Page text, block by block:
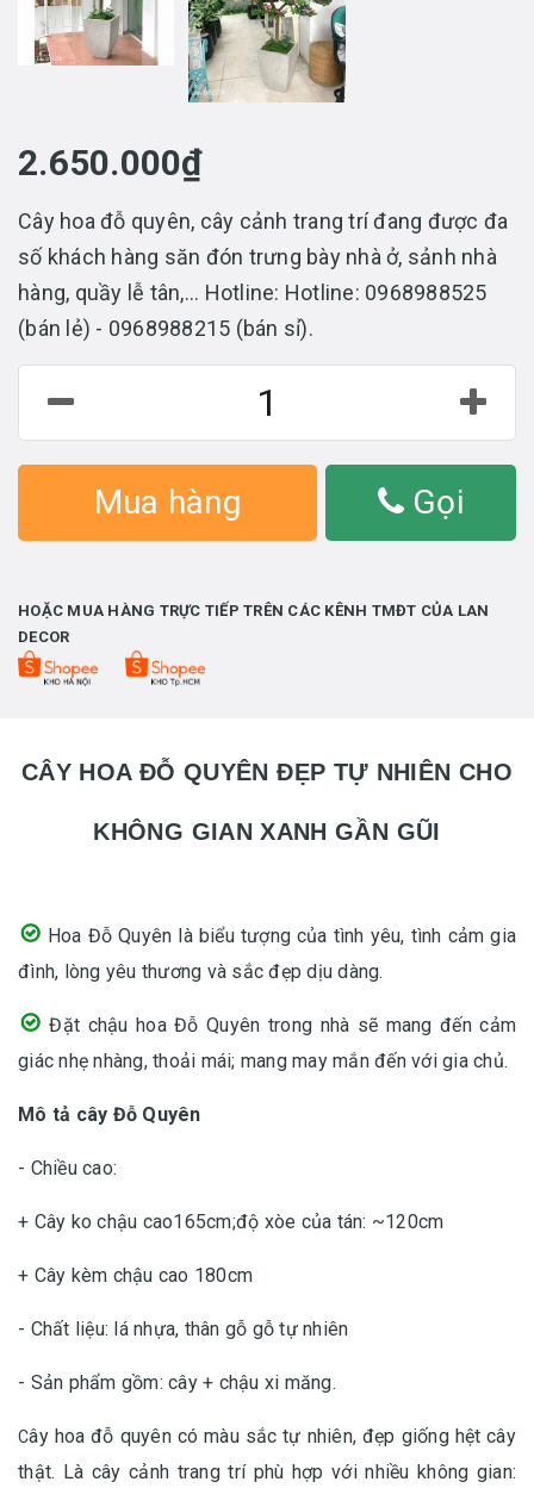
2.650.000₫
Cây hoa đỗ quyên, cây cảnh trang trí đang được đa
số khách hàng săn đón trưng bày nhà ở, sảnh nhà
hàng, quầy lễ tân,... Hotline: Hotline: 0968988525
(bán lẻ) - 0968988215 (bán sỉ).
Mua hàng Gọi
HOẶC MUA HÀNG TRỰC TIẾP TRÊN CÁC KÊNH TMĐT CỦA LAN
DECOR
CÂY HOA ĐỖ QUYÊN ĐẸP TỰ NHIÊN CHO
KHÔNG GIAN XANH GẦN GŨI
Hoa Đỗ Quyên là biểu tượng của tình yêu, tình cảm gia
đình, lòng yêu thương và sắc đẹp dịu dàng.
Đặt chậu hoa Đỗ Quyên trong nhà sẽ mang đến cảm
giác nhẹ nhàng, thoải mái; mang may mắn đến với gia chủ.
Mô tả cây Đỗ Quyên
- Chiều cao:
+ Cây ko chậu cao165cm;độ xòe của tán: ~120cm
+ Cây kèm chậu cao 180cm
- Chất liệu: lá nhựa, thân gỗ gỗ tự nhiên
- Sản phẩm gồm: cây + chậu xi măng.
Cây hoa đỗ quyên có màu sắc tự nhiên, đẹp giống hệt cây
thật. Là cây cảnh trang trí phù hợp với nhiều không gian: